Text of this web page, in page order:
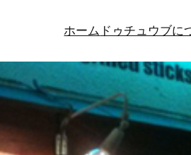
ホーム ドゥチュウブに